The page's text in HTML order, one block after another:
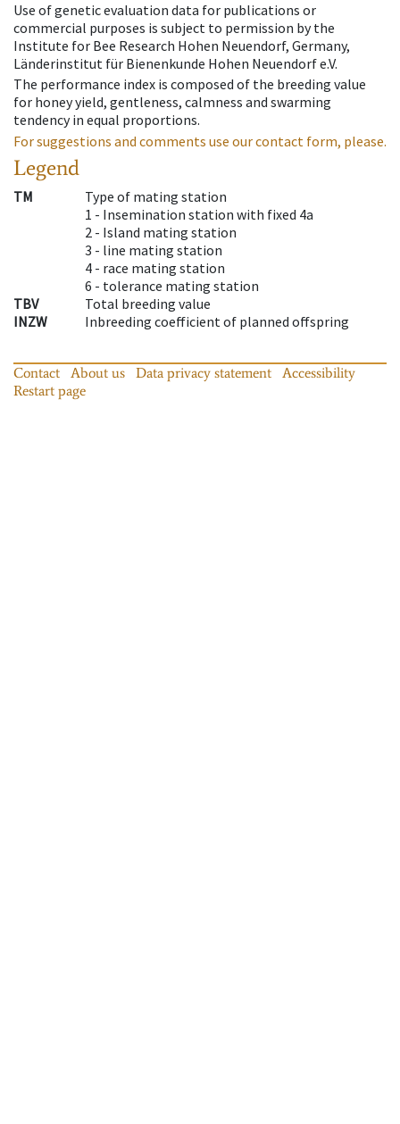
Use of genetic evaluation data for publications or
commercial purposes is subject to permission by the
Institute for Bee Research Hohen Neuendorf, Germany,
Länderinstitut für Bienenkunde Hohen Neuendorf e.V.
The performance index is composed of the breeding value
for honey yield, gentleness, calmness and swarming
tendency in equal proportions.
For suggestions and comments use our contact form, please.
Legend
TM
Type of mating station
1 - Insemination station with fixed 4a
2 - Island mating station
3 - line mating station
4 - race mating station
6 - tolerance mating station
TBV
Total breeding value
INZW
Inbreeding coefficient of planned offspring
Contact About us Data privacy statement
Accessibility
Restart page